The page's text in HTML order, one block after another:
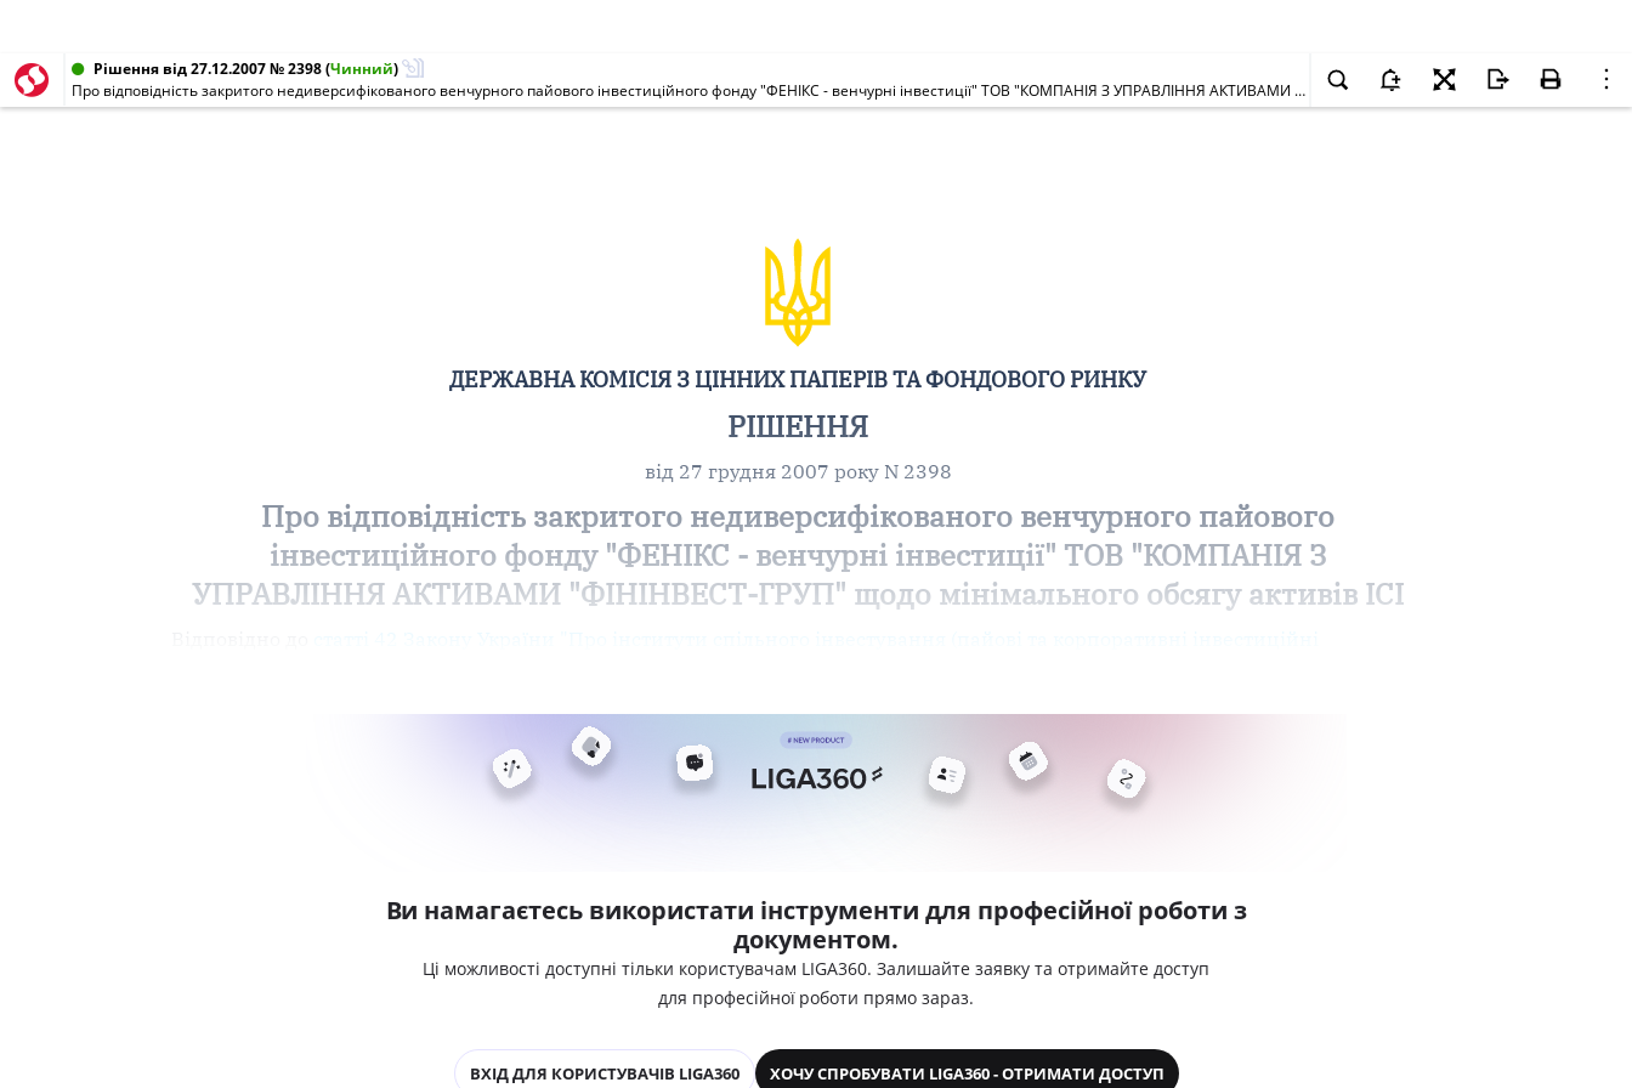
Рішення від 27.12.2007 № 2398(Чинний)
Про відповідність закритого недиверсифікованого венчурного пайового інвестиційного фонду "ФЕНІКС - венчурні інвестиції" ТОВ "КОМПАНІЯ З УПРАВЛІННЯ АКТИВАМИ "ФІНІНВЕСТ-ГРУП" щодо мінімального обсягу активів ІСІ
ДЕРЖАВНА КОМІСІЯ З ЦІННИХ ПАПЕРІВ ТА ФОНДОВОГО РИНКУ
РІШЕННЯ
від 27 грудня 2007 року N 2398
Про відповідність закритого недиверсифікованого венчурного пайового
інвестиційного фонду "ФЕНІКС - венчурні інвестиції" ТОВ "КОМПАНІЯ З
УПРАВЛІННЯ АКТИВАМИ "ФІНІНВЕСТ-ГРУП" щодо мінімального обсягу активів ІСІ
Ви намагаєтесь використати інструменти для професійної роботи з
документом.
Ці можливості доступні тільки користувачам LIGA360. Залишайте заявку та отримайте доступ
для професійної роботи прямо зараз.
ВХІД ДЛЯ КОРИСТУВАЧІВ LIGA360 ХОЧУ СПРОБУВАТИ LIGA360 - ОТРИМАТИ ДОСТУП